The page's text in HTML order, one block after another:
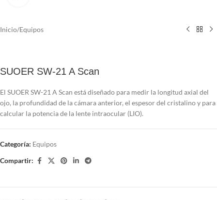
Inicio/Equipos
SUOER SW-21 A Scan
El SUOER SW-21 A Scan está diseñado para medir la longitud axial del
ojo, la profundidad de la cámara anterior, el espesor del cristalino y para
calcular la potencia de la lente intraocular (LIO).
Categoría: Equipos
Compartir: